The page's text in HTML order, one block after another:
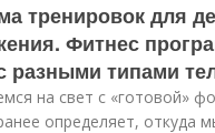
тренировок для
Фитнес
разными типами
на свет с «готовой»
определяет, откуда